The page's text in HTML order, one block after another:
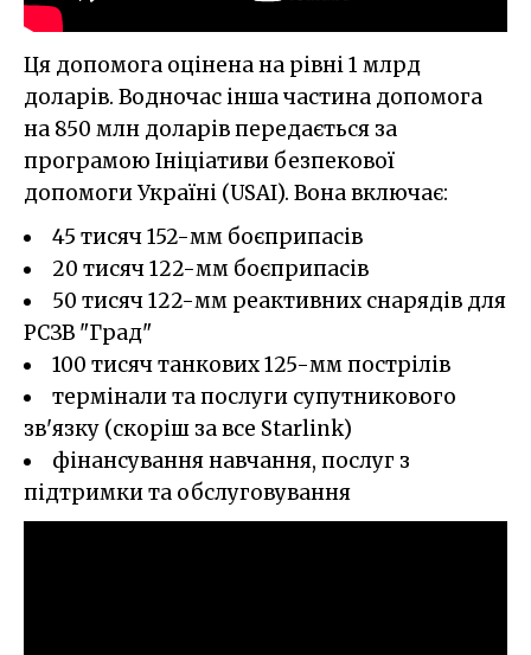
Ця допомога оцінена на рівні 1 млрд
доларів. Водночас інша частина допомога
на 850 млн доларів передається за
програмою Ініціативи безпекової
допомоги Україні (USAI). Вона включає:
45 тисяч 152-мм боєприпасів
20 тисяч 122-мм боєприпасів
50 тисяч 122-мм реактивних снарядів для
РСЗВ "Град"
100 тисяч танкових 125-мм пострілів
термінали та послуги супутникового
зв'язку (скоріш за все Starlink)
фінансування навчання, послуг з
підтримки та обслуговування